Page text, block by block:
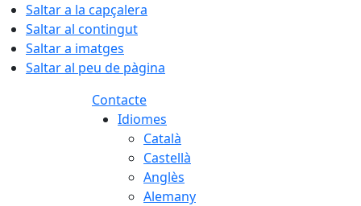
Saltar a la capçalera
Saltar al contingut
Saltar a imatges
Saltar al peu de pàgina
Contacte
Idiomes
Català
Castellà
Anglès
Alemany